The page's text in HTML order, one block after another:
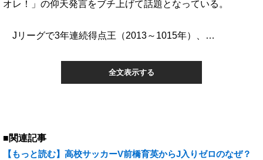
オレ！」の仰天発言をブチ上げて話題となっている。
Jリーグで3年連続得点王（2013～1015年）、…
全文表示する
■関連記事
【もっと読む】高校サッカーV前橋育英からJ入りゼロのなぜ？